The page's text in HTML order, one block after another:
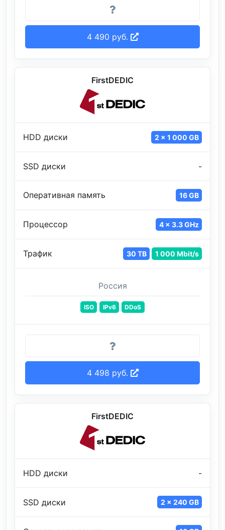
4 490 руб.
FirstDEDIC
HDD диски 2 x 1 000 GB
SSD диски -
Оперативная память 16 GB
Процессор 4 x 3.3 GHz
Трафик 30 TB 1 000 Mbit/s
Россия
ISO IPv6 DDoS
4 498 руб.
FirstDEDIC
HDD диски -
SSD диски 2 x 240 GB